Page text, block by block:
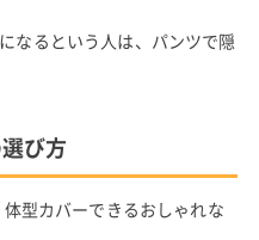
なるという人は、パンツで隠
び方
型カバーできるおしゃれな